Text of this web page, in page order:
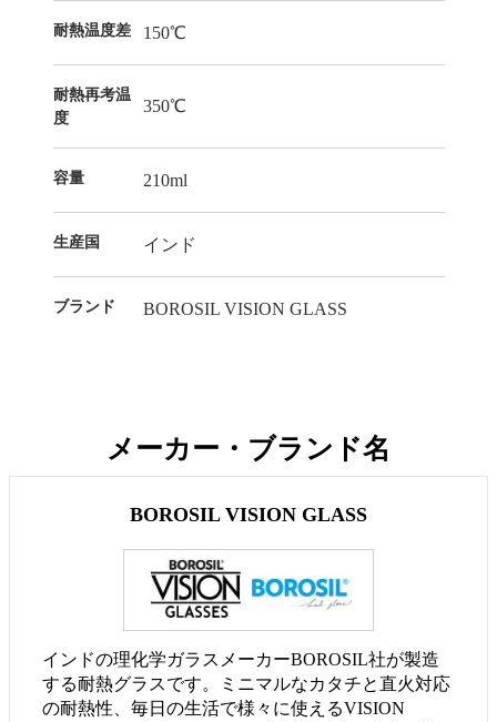
耐熱温度差 150℃
耐熱再考温
度
350℃
容量 210ml
生産国 インド
ブランド BOROSIL VISION GLASS
メーカー・ブランド名
BOROSIL VISION GLASS
インドの理化学ガラスメーカーBOROSIL社が製造
する耐熱グラスです。ミニマルなカタチと直火対応
の耐熱性、毎日の生活で様々に使えるVISION